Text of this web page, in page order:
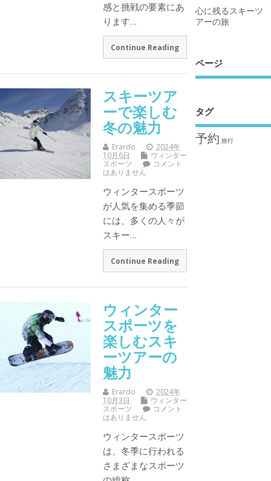
感と挑戦の要素にあ
ります…
Continue Reading
スキーツア
ーで楽しむ
冬の魅力
Erardo
2024年
10月6日
ウィンター
スポーツ
コメント
はありません
ウィンタースポーツ
が人気を集める季節
には、多くの人々が
スキー…
Continue Reading
ウィンター
スポーツを
楽しむスキ
ーツアーの
魅力
Erardo
2024年
10月3日
ウィンター
スポーツ
コメント
はありません
ウィンタースポーツ
は、冬季に行われる
さまざまなスポーツ
心に残るスキーツ
アーの旅
ページ
タグ
予約 旅行